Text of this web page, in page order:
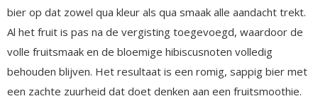
bier op dat zowel qua kleur als qua smaak alle aandacht trekt.
Al het fruit is pas na de vergisting toegevoegd, waardoor de
volle fruitsmaak en de bloemige hibiscusnoten volledig
behouden blijven. Het resultaat is een romig, sappig bier met
een zachte zuurheid dat doet denken aan een fruitsmoothie.